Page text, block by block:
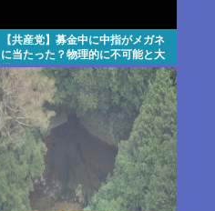
【共産党】募金中に中指がメガネ
に当たった？物理的に不可能と大
爆笑